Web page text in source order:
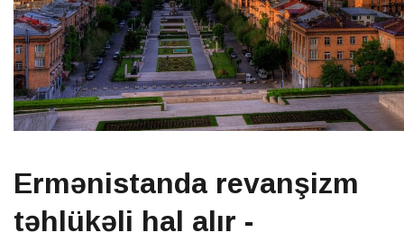
Ermənistanda revanşizm
təhlükəli hal alır -